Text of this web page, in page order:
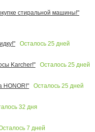
стиральной машины!"
Осталось 25 дней
Karcher!"
Осталось 25 дней
HONOR!"
Осталось 25 дней
32 дня
7 дней